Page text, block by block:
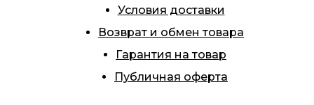
Условия доставки
Возврат и обмен товара
Гарантия на товар
Публичная оферта